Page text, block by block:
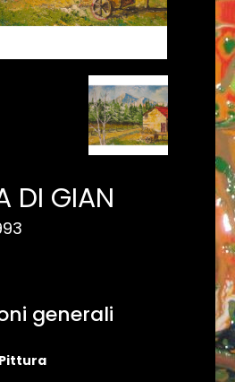
DI GIAN
generali
Pittura